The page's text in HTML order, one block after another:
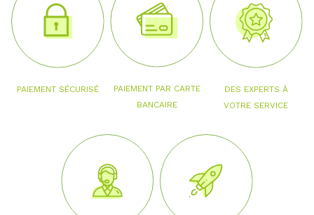
PAIEMENT SÉCURISÉ
PAIEMENT PAR CARTE
BANCAIRE
DES EXPERTS À
VOTRE SERVICE